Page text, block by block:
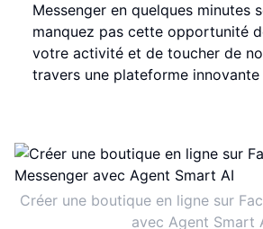
Messenger en quelques minutes
manquez pas cette opportunité
votre activité et de toucher de
travers une plateforme
Créer une boutique en ligne sur
avec Agent Smart